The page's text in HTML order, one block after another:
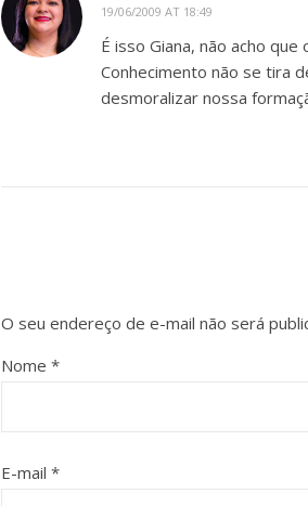
19/06/2009 AT 18:49
É isso Giana, não acho
Conhecimento não se tira
desmoralizar nossa
O seu endereço de e-mail não será
Nome *
E-mail *